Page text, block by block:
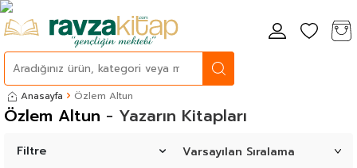
Anasayfa Özlem Altun
- Yazarın Kitapları
Özlem Altun
Filtre